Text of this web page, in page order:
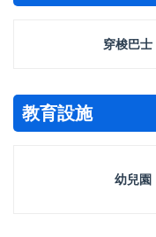
穿梭巴士
教育設施
幼兒園